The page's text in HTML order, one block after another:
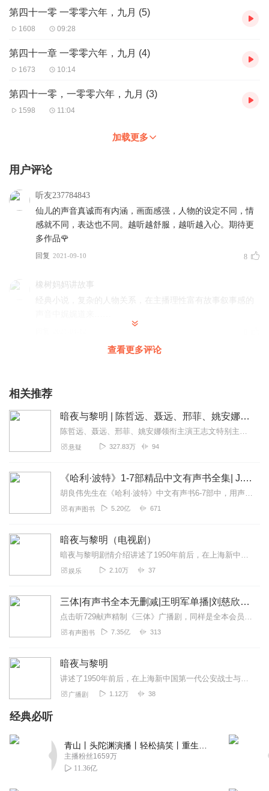
是真正的大师！——《纽约时报》
第四十一零 一零零六年，九月 (5)
1608 09:28
第四十一章 一零零六年，九月 (4)
1673 10:14
第四十一零，一零零六年，九月 (3)
1598 11:04
加载更多
用户评论
听友237784843
仙儿的声音真诚而有内涵，画面感强，人物的设定不同，情
感就不同，表达也不同。越听越舒服，越听越入心。期待更
多作品🌹
回复 2021-09-10 8
橡树妈妈讲故事
经典小说，复杂的人物关系，在主播理性富有故事叙事感的
演绎的不错，是下了很多功夫的。感谢主播。 这本书本来正
白了，正在发愁眼睛很累的时候，却发现了主播的作品，于
是就一鼓作气连续的听完了。以后就这样办，先看书，明白
了人物关系后，再听书，哈哈。再次感谢主播。
听友10411195
喜欢肯福莱特的作品，主播的声音也好听，非常感谢主播的
2023-03-26
迷雾面豆
依靠生老病死和意外灾祸“偶然地”消除。文明和制度，依靠
海浪超声波
人心脾，清新芬芳。谢谢无私分享！
回复 2022-08-17
冷闲室里冷淡人
内容与朗读俱佳，期待您更多好作品。
查看更多评论
相关推荐
暗夜与黎明 | 陈哲远、聂远、邢菲、姚安娜领衔主演谍战悬疑大剧同名有声剧 | 震惊沪上的爆炸案 | 金库大劫×假币伪造×谍影潜伏 | 翁良平编剧作品|影视原著
陈哲远、聂远、邢菲、姚安娜领衔主演王志文特别主演、倪大红特邀出演、王劲松友情出演谍战悬疑大剧同名有声剧《暗夜与黎明》精彩内容不断，等你来听！一九四三年，一场震惊...
悬疑 327.83万 94
《哈利·波特》1-7部精品中文有声书全集| J.K.罗琳原著，光合积木演播
胡良伟先生在《哈利·波特》中文有声书6-7部中，用声音带领着大家继续魔法之旅。为保证作品的一致性，给大家带来完整的魔法体验，我们与版权方PottermoreP...
有声图书 5.20亿 671
暗夜与黎明（电视剧）
暗夜与黎明剧情介绍讲述了1950年前后，在上海新中国第一代公安战士与蒋介石特务企图颠覆新中国而斗争的故事，故事围绕一位拥有高智商但在旧社会并不得志、在新中国得到...
娱乐 2.10万 37
三体|有声书全本无删减|王明军单播|刘慈欣原著
点击听729献声精制《三体》广播剧，同样是全本会员免费畅听，快来感受声音大戏的魅力！【购买须知】1、本作品部分集数为免费试听。2、版权归原作者所有，严禁翻录成任...
有声图书 7.35亿 313
暗夜与黎明
讲述了1950年前后，在上海新中国第一代公安战士与蒋介石特务企图颠覆新中国而斗争的故事，故事围绕一位拥有高智商但在旧社会并不得志、在新中国得到自新并成长的旧时期...
广播剧 1.12万 38
经典必听
主播粉丝1659万
11.36亿